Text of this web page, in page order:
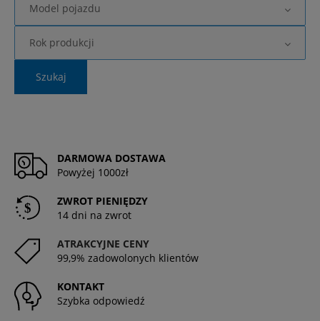
Model pojazdu
Rok produkcji
Szukaj
DARMOWA DOSTAWA
Powyżej 1000zł
ZWROT PIENIĘDZY
14 dni na zwrot
ATRAKCYJNE CENY
99,9% zadowolonych klientów
KONTAKT
Szybka odpowiedź